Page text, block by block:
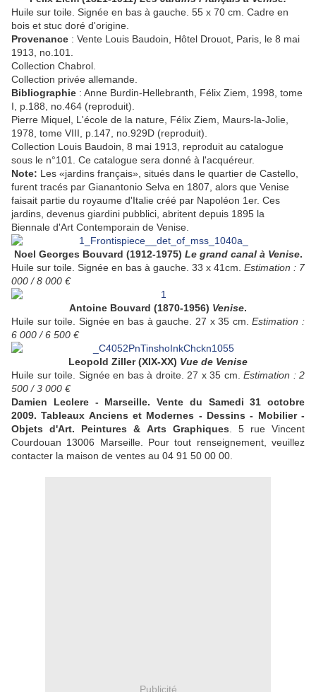
Huile sur toile. Signée en bas à gauche. 55 x 70 cm. Cadre en
bois et stuc doré d'origine.
Provenance : Vente Louis Baudoin, Hôtel Drouot, Paris, le 8 mai
1913, no.101.
Collection Chabrol.
Collection privée allemande.
Bibliographie : Anne Burdin-Hellebranth, Félix Ziem, 1998, tome
I, p.188, no.464 (reproduit).
Pierre Miquel, L'école de la nature, Félix Ziem, Maurs-la-Jolie,
1978, tome VIII, p.147, no.929D (reproduit).
Collection Louis Baudoin, 8 mai 1913, reproduit au catalogue
sous le n°101. Ce catalogue sera donné à l'acquéreur.
Note: Les «jardins français», situés dans le quartier de Castello,
furent tracés par Gianantonio Selva en 1807, alors que Venise
faisait partie du royaume d'Italie créé par Napoléon 1er. Ces
jardins, devenus giardini pubblici, abritent depuis 1895 la
Biennale d'Art Contemporain de Venise.
Noel Georges Bouvard (1912-1975) Le grand canal à Venise.
Huile sur toile. Signée en bas à gauche. 33 x 41cm. Estimation : 7
000 / 8 000 €
Antoine Bouvard (1870-1956) Venise.
Huile sur toile. Signée en bas à gauche. 27 x 35 cm.Estimation :
6 000 / 6 500 €
Leopold Ziller (XIX-XX) Vue de Venise
Huile sur toile. Signée en bas à droite. 27 x 35 cm. Estimation : 2
500 / 3 000 €
Damien Leclere - Marseille. Vente du Samedi 31 octobre
2009. Tableaux Anciens et Modernes - Dessins - Mobilier -
Objets d'Art. Peintures & Arts Graphiques . 5 rue Vincent
Courdouan 13006 Marseille. Pour tout renseignement, veuillez
contacter la maison de ventes au 04 91 50 00 00.
Publicité